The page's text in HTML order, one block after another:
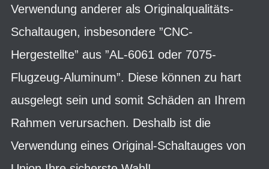
Verwendung anderer als Originalqualitäts-
Schaltaugen, insbesondere ”CNC-
Hergestellte” aus ”AL-6061 oder 7075-
Flugzeug-Aluminum”. Diese können zu hart
ausgelegt sein und somit Schäden an Ihrem
Rahmen verursachen. Deshalb ist die
Verwendung eines Original-Schaltauges von